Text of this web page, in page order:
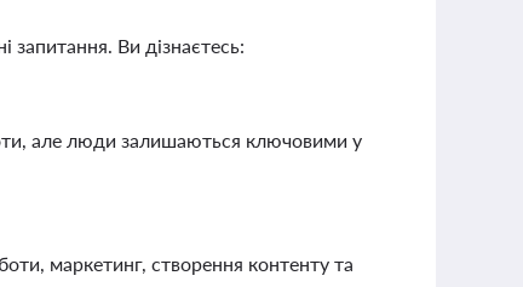
запитання. Ви дізнаєтесь:
але люди залишаються ключовими у
маркетинг, створення контенту та